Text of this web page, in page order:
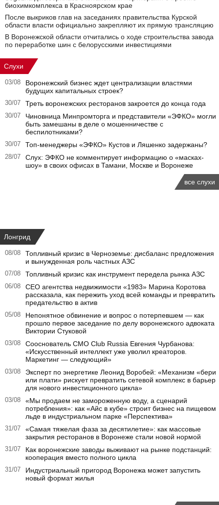
биохимкомплекса в Красноярском крае
После выкриков глав на заседаниях правительства Курской
области власти официально закрепляют их прямую трансляцию
В Воронежской области отчитались о ходе строительства завода
по переработке шин с белорусскими инвестициями
Слухи
03/08
Воронежский бизнес ждет централизации властями
будущих капитальных строек?
30/07 Треть воронежских ресторанов закроется до конца года
30/07
Чиновница Минпромторга и представители «ЭФКО» могли
быть замешаны в деле о мошенничестве с
беспилотниками?
30/07 Топ-менеджеры «ЭФКО» Кустов и Ляшенко задержаны?
28/07
Слух: ЭФКО не комментирует информацию о «масках-
шоу» в своих офисах в Тамани, Москве и Воронеже
все слухи
Лонгрид
08/08
Топливный кризис в Черноземье: дисбаланс предложения
и вынужденная роль частных АЗС
07/08 Топливный кризис как инструмент передела рынка АЗС
06/08
CEO агентства недвижимости «1983» Марина Коротова
рассказала, как пережить уход всей команды и превратить
предательство в актив
05/08
Непонятное обвинение и вопрос о потерпевшем — как
прошло первое заседание по делу воронежского адвоката
Виктории Стуковой
03/08
Сооснователь CMO Club Russia Евгения Чурбанова:
«Искусственный интеллект уже уволил креаторов.
Маркетинг — следующий»
03/08
Эксперт по энергетике Леонид Воробей: «Механизм «бери
или плати» рискует превратить сетевой комплекс в барьер
для нового инвестиционного цикла»
03/08
«Мы продаем не замороженную воду, а сценарий
потребления»: как «Айс в кубе» строит бизнес на пищевом
льде в индустриальном парке «Перспектива»
31/07
«Самая тяжелая фаза за десятилетие»: как массовые
закрытия ресторанов в Воронеже стали новой нормой
31/07
Как воронежские заводы выживают на рынке подстанций:
кооперация вместо полного цикла
31/07
Индустриальный пригород Воронежа может запустить
новый формат жилья